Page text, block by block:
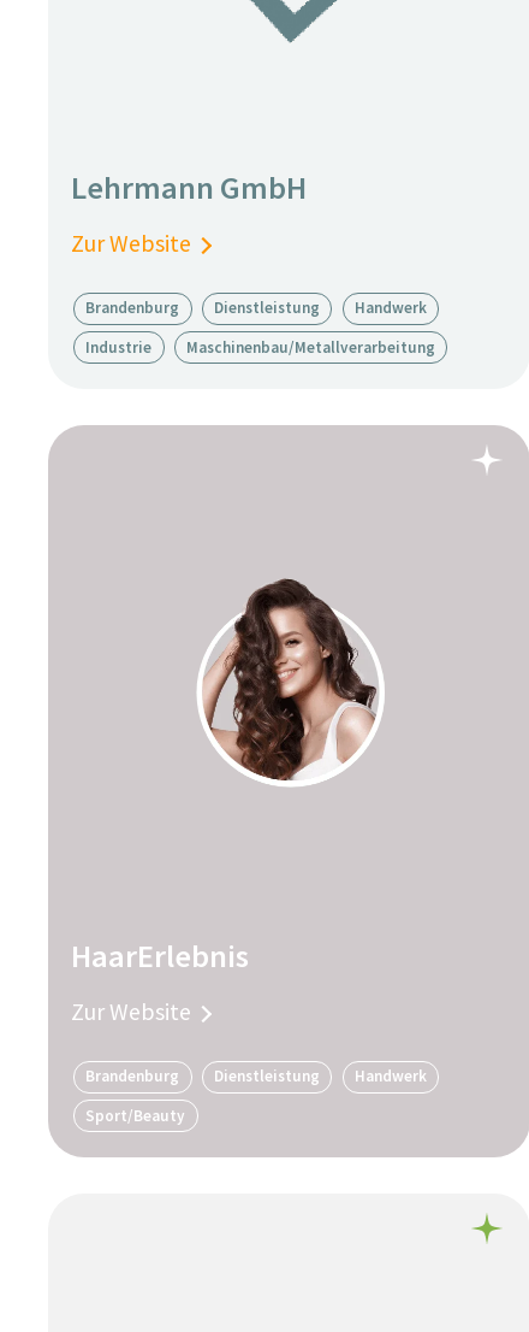
Lehrmann GmbH
Zur Website
Brandenburg Dienstleistung
Handwerk
Industrie
Maschinenbau/Metallverarbeitung
HaarErlebnis
Zur Website
Brandenburg Dienstleistung
Handwerk
Sport/Beauty